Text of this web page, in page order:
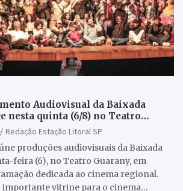
Audiovisual da Baixada
nesta quinta (6/8) no Teatro
Redação Estação Litoral SP
produções audiovisuais da Baixada
feira (6), no Teatro Guarany, em
dedicada ao cinema regional.
importante vitrine para o cinema…